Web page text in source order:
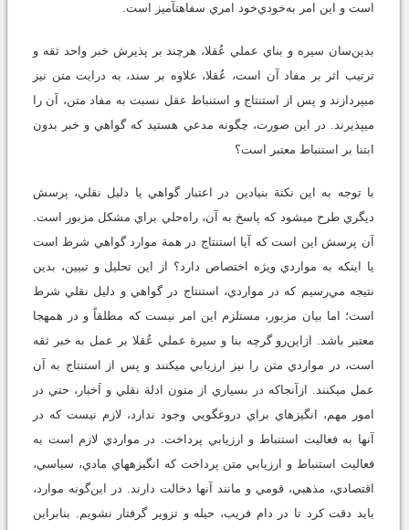
است و اين امر به‌خودي‌خود امري سفاهت‏آميز است.
بدين‌سان سيره و بناي عملي عُقلا، هرچند بر پذيرش خبر واحد ثقه و
ترتيب اثر بر مفاد آن است، عُقلا، علاوه بر سند، به درايت متن نيز
مي‏پردازند و پس از استنتاج و استنباط عقل نسبت به مفاد متن، آن را
مي‏پذيرند. در اين صورت، چگونه مدعي هستيد که گواهي و خبر بدون
ابتنا بر استنباط معتبر است؟
با توجه به اين نکتة بنيادين در اعتبار گواهي يا دليل نقلي، پرسش
ديگري طرح مي‏شود که پاسخ به آن، راه‌حلي براي مشکل مزبور است.
آن پرسش اين است که آيا استنتاج در همة موارد گواهي شرط است
يا اينکه به مواردي ويژه اختصاص دارد؟ از اين تحليل و تبيين، بدين
نتيجه مي‌رسيم که در مواردي، استنتاج در گواهي و دليل نقلي شرط
است؛ اما بيان مزبور، مستلزم اين امر نيست که مطلقاً و در همه‏جا
معتبر باشد. ازاين‌رو گرچه بنا و سيرة عملي عُقلا بر عمل به خبر ثقه
است، در مواردي متن را نيز ارزيابي مي‏کنند و پس از استنتاج به آن
عمل مي‏کنند. ازآنجاکه در بسياري از متون ادلة نقلي و اَخبار، حتي در
امور مهم، انگيزه‏اي براي دروغ‏گويي وجود ندارد، لازم نيست که در
آنها به فعاليت استنباط و ارزيابي پرداخت. در مواردي لازم است به
فعاليت استنباط و ارزيابي متن پرداخت که انگيزه‏هاي مادي، سياسي،
اقتصادي، مذهبي، قومي و مانند آنها دخالت دارند. در اين‌گونه موارد،
بايد دقت کرد تا در دام فريب، حيله و تزوير گرفتار نشويم. بنابراين